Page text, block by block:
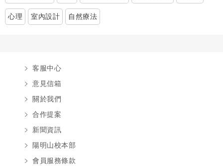
心理 室內設計 自然療法
客服中心
意見信箱
關於我們
合作提案
新聞資訊
陽明山校本部
會員服務條款